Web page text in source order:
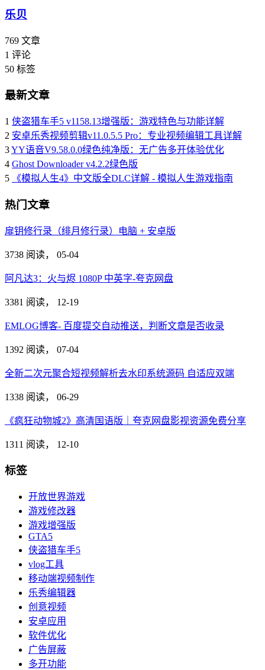
乐贝
769 文章
1 评论
50 标签
最新文章
1 侠盗猎车手5 v1158.13增强版：游戏特色与功能详解
2 安卓乐秀视频剪辑v11.0.5.5 Pro：专业视频编辑工具详解
3YY语音V9.58.0.0绿色纯净版：无广告多开体验优化
4 Ghost Downloader v4.2.2绿色版
5
《模拟人生4》中文版全DLC详解 - 模拟人生游戏指南
热门文章
扉钥修行录（绯月修行录）电脑 + 安卓版
3738 阅读， 05-04
阿凡达3：火与烬 1080P 中英字-夸克网盘
3381 阅读， 12-19
EMLOG博客- 百度提交自动推送，判断文章是否收录
1392 阅读， 07-04
全新二次元聚合短视频解析去水印系统源码 自适应双端
1338 阅读， 06-29
《疯狂动物城2》高清国语版｜夸克网盘影视资源免费分享
1311 阅读， 12-10
标签
开放世界游戏
游戏修改器
游戏增强版
GTA5
侠盗猎车手5
vlog工具
移动端视频制作
乐秀编辑器
创意视频
安卓应用
软件优化
广告屏蔽
多开功能